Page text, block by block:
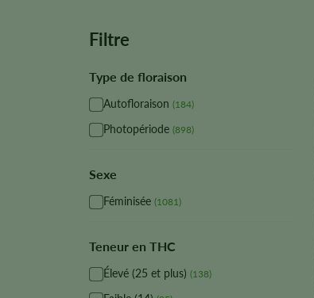
Filtre
Type de floraison
Autofloraison (184)
Photopériode (898)
Sexe
Féminisée (1081)
Teneur en THC
Élevé (25 et plus) (138)